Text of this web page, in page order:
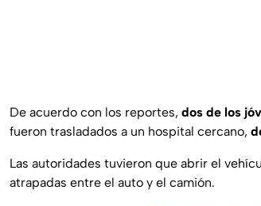
De acuerdo con los reportes, dos de los
fueron trasladados a un hospital cercano,
Las autoridades tuvieron que abrir el
atrapadas entre el auto y el camión.